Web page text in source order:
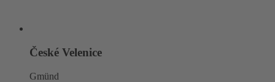
České Velenice
Gmünd